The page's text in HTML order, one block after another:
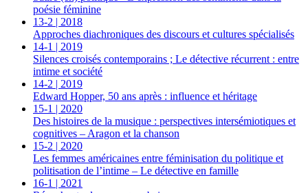
poésie féminine
13-2 | 2018
Approches diachroniques des discours et cultures spécialisés
14-1 | 2019
Silences croisés contemporains ; Le détective récurrent : entre
intime et société
14-2 | 2019
Edward Hopper, 50 ans après : influence et héritage
15-1 | 2020
Des histoires de la musique : perspectives intersémiotiques et
cognitives – Aragon et la chanson
15-2 | 2020
Les femmes américaines entre féminisation du politique et
politisation de l’intime – Le détective en famille
16-1 | 2021